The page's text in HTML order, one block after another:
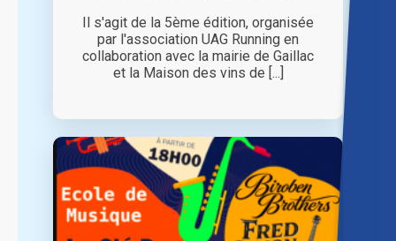
Il s'agit de la 5ème édition, organisée
par l'association UAG Running en
collaboration avec la mairie de Gaillac
et la Maison des vins de [...]